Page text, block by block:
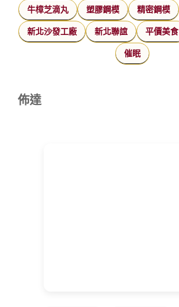
牛樟芝滴丸 塑膠鋼模 精密鋼模
新北沙發工廠 新北聯誼 平價美食
催眠
佈達